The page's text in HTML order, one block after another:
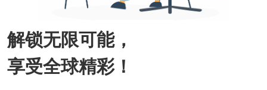
解锁无限可能，
享受全球精彩！